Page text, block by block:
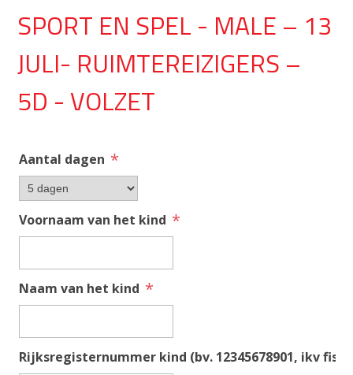
SPORT EN SPEL - MALE – 13
JULI- RUIMTEREIZIGERS –
5D - VOLZET
Aantal dagen *
Voornaam van het kind *
Naam van het kind *
Rijksregisternummer kind (bv. 12345678901, ikv